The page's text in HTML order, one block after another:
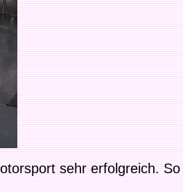
sehr erfolgreich.